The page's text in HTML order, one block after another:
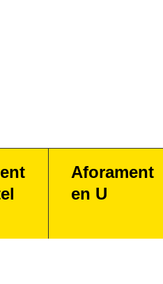
Aforament
en U